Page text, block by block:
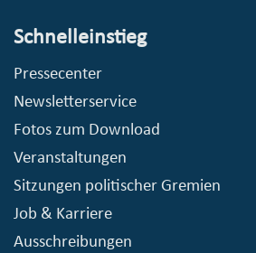
Schnelleinstieg
Pressecenter
Newsletterservice
Fotos zum Download
Veranstaltungen
Sitzungen politischer Gremien
Job & Karriere
Ausschreibungen